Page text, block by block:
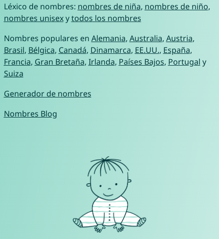
Léxico de nombres: nombres de niña, nombres de niño,
nombres unisexytodos los nombres
Nombres populares en Alemania, Australia, Austria,
Brasil, Bélgica, Canadá, Dinamarca, EE.UU., España,
Francia, Gran Bretaña, Irlanda, Países Bajos, Portugal y
Suiza
Generador de nombres
Nombres Blog